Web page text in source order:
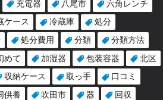
充電器 八尾市
六角レンチ
ケース 冷蔵庫
処分
処分費用 分類
分類方法
めて 加湿器 包装容器
北区
収納ケース 取っ手
口コミ
供養 吹田市 器
回収